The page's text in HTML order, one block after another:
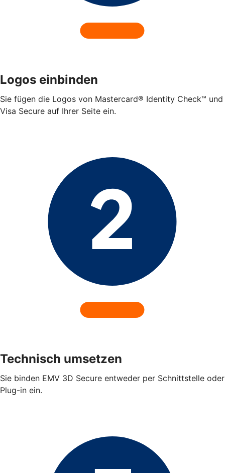
Logos einbinden
Sie fügen die Logos von Mastercard® Identity Check™ und
Visa Secure auf Ihrer Seite ein.
Technisch umsetzen
Sie binden EMV 3D Secure entweder per Schnittstelle oder
Plug-in ein.